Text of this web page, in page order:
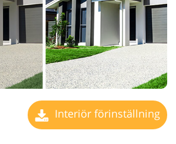
Interiör förinställning